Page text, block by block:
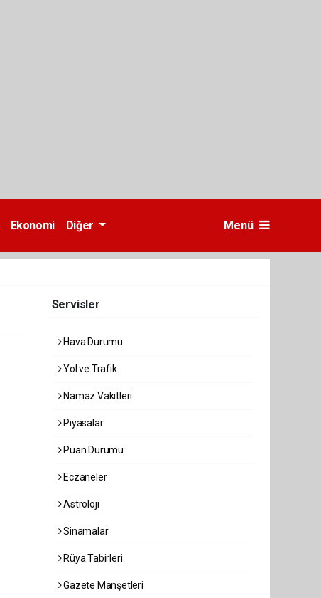
Ekonomi Diğer Menü
Servisler
Hava Durumu
Yol ve Trafik
Namaz Vakitleri
Piyasalar
Puan Durumu
Eczaneler
Astroloji
Sinamalar
Rüya Tabirleri
Gazete Manşetleri